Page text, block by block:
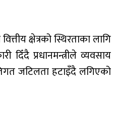
क्षेत्रको स्थिरताका लागि
दिँदै प्रधानमन्त्रीले व्यवसाय
जटिलता हटाइँदै लगिएको